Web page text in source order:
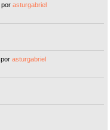
porasturgabriel
porasturgabriel